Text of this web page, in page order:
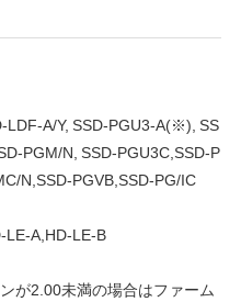
A/Y, SSD-PGU3-A(※), SS
PGM/N, SSD-PGU3C,SSD-P
N,SSD-PGVB,SSD-PG/IC
A,HD-LE-B
が2.00未満の場合はファーム